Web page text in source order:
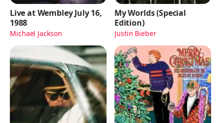
Live at Wembley July 16,
1988
Michael Jackson
My Worlds (Special
Edition)
Justin Bieber